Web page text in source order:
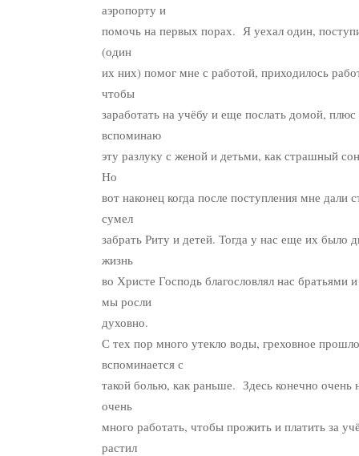
аэропорту и
помочь на первых порах. Я уехал один,
(один
их них) помог мне с работой, приходилось
чтобы
заработать на учёбу и еще послать домой,
вспоминаю
эту разлуку с женой и детьми, как страшный
Но
вот наконец когда после поступления мне дали
сумел
забрать Риту и детей. Тогда у нас еще их было
жизнь
во Христе Господь благословлял нас братьями
мы росли
духовно.
С тех пор много утекло воды, греховное
вспоминается с
такой болью, как раньше. Здесь конечно очень
очень
много работать, чтобы прожить и платить за
растил